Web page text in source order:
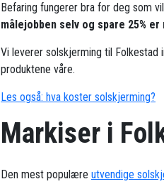
Befaring fungerer bra for deg som
målejobben selv og spare 25%
Vi leverer solskjerming til Folkestad
produktene våre.
Les også: hva koster solskjerming?
Markiser i
Den mest populære utvendige